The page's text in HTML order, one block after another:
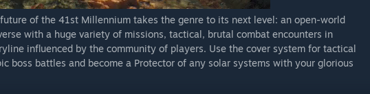
of the 41st Millennium takes the genre to its next level: an open-world
with a huge variety of missions, tactical, brutal combat encounters in
influenced by the community of players. Use the cover system for tactical
boss battles and become a Protector of any solar systems with your glorious